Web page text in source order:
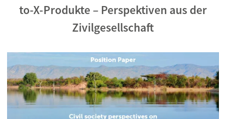
to-X-Produkte – Perspektiven aus der
Zivilgesellschaft